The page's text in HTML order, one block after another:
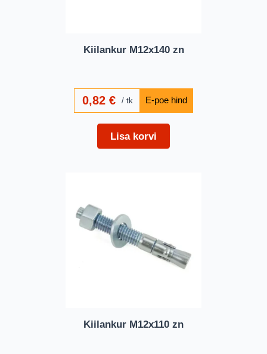
Kiilankur M12x140 zn
0,82€ tk
Lisa korvi
Kiilankur M12x110 zn